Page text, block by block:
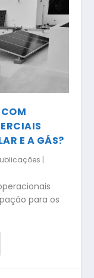
E A GÁS?
|
para os